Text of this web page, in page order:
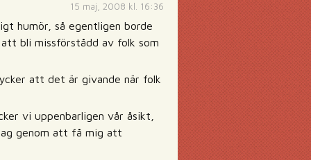
15 maj, 2008 kl. 16:36
humör, så egentligen borde
bli missförstådd av folk som
att det är givande när folk
vi uppenbarligen vår åsikt,
genom att få mig att